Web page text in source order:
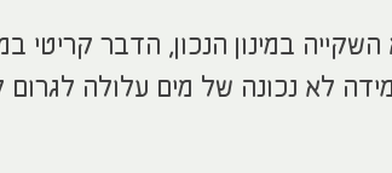
במינון הנכון, הדבר קריטי
לא נכונה של מים עלולה לגרום